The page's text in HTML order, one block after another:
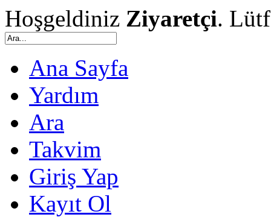
Hoşgeldiniz Ziyaretçi.
Ana Sayfa
Yardım
Ara
Takvim
Giriş Yap
Kayıt Ol